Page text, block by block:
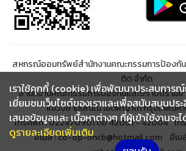
สหกรณ์ออมทรัพย์สำนักงานคณะกรรมการป้องกัน
ติด จำกัด
สำนักงานคณะกรรมการป้องกันและปราบปราม
แขวงสามเสนใน เขตพญาไท กรุงเทพมห
โทรศัพท์ : 022470901 ต่อ 42001 - 42004 โท
อีเมล์ : co-op-oncb@hotmail.com อีเ
เราใช้คุกกี้ (cookie) เพื่อพัฒนาประสบการณ์
เยี่ยมชมเว็บไซต์ของเราและเพื่อสนับสนุนปร
เสนอข้อมูลและ เนื้อหาต่างๆ ที่ผู้เข้าใช้งานจะ
ดูรายละเอียดเพิ่มเติม